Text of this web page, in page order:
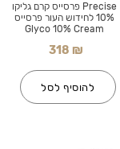
Precise פרסייס קרם גליקו
10% לחידוש העור פרסייס
Glyco 10% Cream
318 ₪
להוסיף לסל